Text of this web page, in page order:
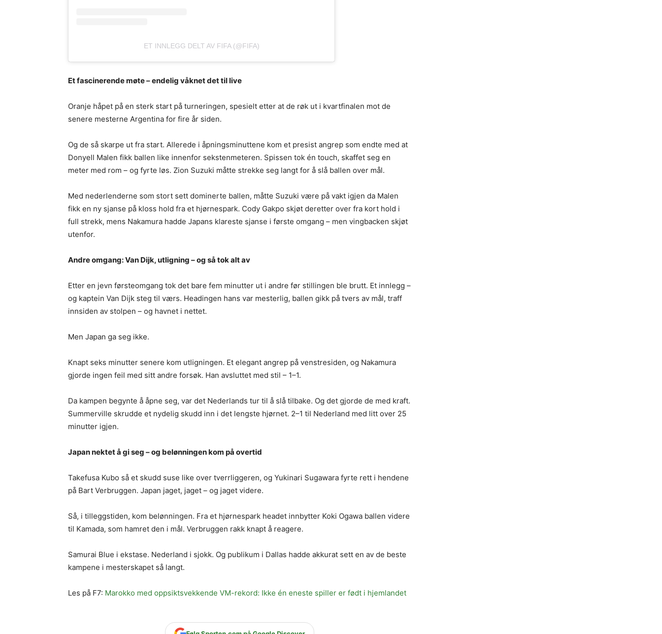
ET INNLEGG DELT AV FIFA (@FIFA)
Et fascinerende møte – endelig våknet det til live
Oranje håpet på en sterk start på turneringen, spesielt etter at de røk ut i kvartfinalen mot de
senere mesterne Argentina for fire år siden.
Og de så skarpe ut fra start. Allerede i åpningsminuttene kom et presist angrep som endte med at
Donyell Malen fikk ballen like innenfor sekstenmeteren. Spissen tok én touch, skaffet seg en
meter med rom – og fyrte løs. Zion Suzuki måtte strekke seg langt for å slå ballen over mål.
Med nederlenderne som stort sett dominerte ballen, måtte Suzuki være på vakt igjen da Malen
fikk en ny sjanse på kloss hold fra et hjørnespark. Cody Gakpo skjøt deretter over fra kort hold i
full strekk, mens Nakamura hadde Japans klareste sjanse i første omgang – men vingbacken skjøt
utenfor.
Andre omgang: Van Dijk, utligning – og så tok alt av
Etter en jevn førsteomgang tok det bare fem minutter ut i andre før stillingen ble brutt. Et innlegg –
og kaptein Van Dijk steg til værs. Headingen hans var mesterlig, ballen gikk på tvers av mål, traff
innsiden av stolpen – og havnet i nettet.
Men Japan ga seg ikke.
Knapt seks minutter senere kom utligningen. Et elegant angrep på venstresiden, og Nakamura
gjorde ingen feil med sitt andre forsøk. Han avsluttet med stil – 1–1.
Da kampen begynte å åpne seg, var det Nederlands tur til å slå tilbake. Og det gjorde de med kraft.
Summerville skrudde et nydelig skudd inn i det lengste hjørnet. 2–1 til Nederland med litt over 25
minutter igjen.
Japan nektet å gi seg – og belønningen kom på overtid
Takefusa Kubo så et skudd suse like over tverrliggeren, og Yukinari Sugawara fyrte rett i hendene
på Bart Verbruggen. Japan jaget, jaget – og jaget videre.
Så, i tilleggstiden, kom belønningen. Fra et hjørnespark headet innbytter Koki Ogawa ballen videre
til Kamada, som hamret den i mål. Verbruggen rakk knapt å reagere.
Samurai Blue i ekstase. Nederland i sjokk. Og publikum i Dallas hadde akkurat sett en av de beste
kampene i mesterskapet så langt.
Les på F7: Marokko med oppsiktsvekkende VM-rekord: Ikke én eneste spiller er født i hjemlandet